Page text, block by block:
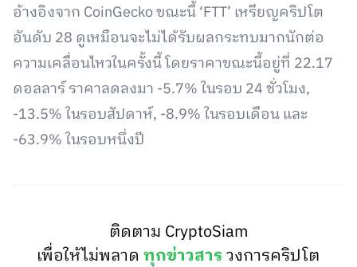
อ้างอิงจาก CoinGecko ขณะนี้ ‘FTT’ เหรียญคริปโต
อันดับ 28 ดูเหมือนจะไม่ได้รับผลกระทบมากนักต่อ
ความเคลื่อนไหวในครั้งนี้ โดยราคาขณะนี้อยู่ที่ 22.17
ดอลลาร์ ราคาลดลงมา -5.7% ในรอบ 24 ชั่วโมง,
-13.5% ในรอบสัปดาห์, -8.9% ในรอบเดือน และ
-63.9% ในรอบหนึ่งปี
ติดตาม CryptoSiam
เพื่อให้ไม่พลาดทุกข่าวสารวงการคริปโต